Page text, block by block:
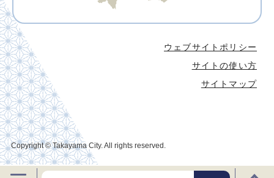
ウェブサイトポリシー
サイトの使い方
サイトマップ
Copyright © Takayama City. All rights reserved.